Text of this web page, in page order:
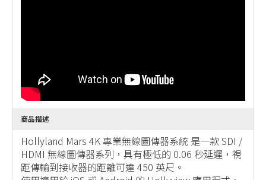
商品描述
Hollyland Mars 4K 專業無線圖傳器系統 是一款 SDI /
HDMI 無線圖傳器系列，具有極低的 0.06 秒延遲，視
距傳輸到接收器的距離可達 450 英尺。